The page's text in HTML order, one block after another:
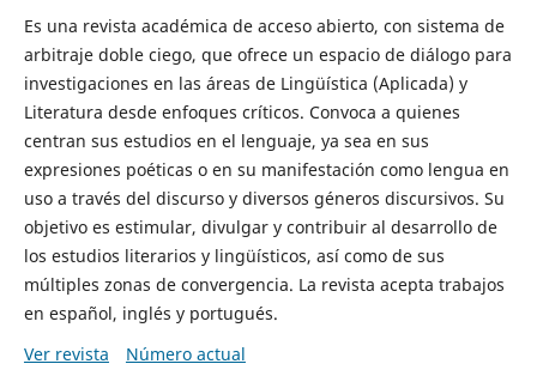
Es una revista académica de acceso abierto, con sistema de
arbitraje doble ciego, que ofrece un espacio de diálogo para
investigaciones en las áreas de Lingüística (Aplicada) y
Literatura desde enfoques críticos. Convoca a quienes
centran sus estudios en el lenguaje, ya sea en sus
expresiones poéticas o en su manifestación como lengua en
uso a través del discurso y diversos géneros discursivos. Su
objetivo es estimular, divulgar y contribuir al desarrollo de
los estudios literarios y lingüísticos, así como de sus
múltiples zonas de convergencia. La revista acepta trabajos
en español, inglés y portugués.
Ver revista
Número actual